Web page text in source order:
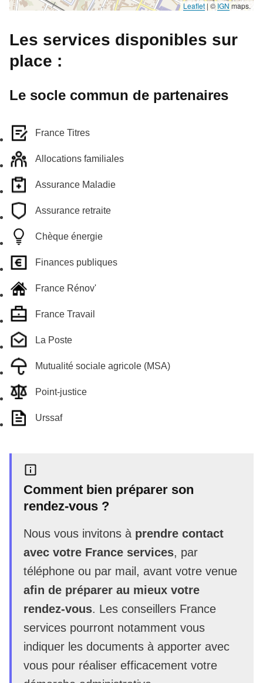
Leaflet | © IGN maps.
Les services disponibles sur
place :
Le socle commun de partenaires
France Titres
Allocations familiales
Assurance Maladie
Assurance retraite
Chèque énergie
Finances publiques
France Rénov'
France Travail
La Poste
Mutualité sociale agricole (MSA)
Point-justice
Urssaf
Comment bien préparer son
rendez-vous ?
Nous vous invitons à prendre contact
avec votre France services, par
téléphone ou par mail, avant votre venue
afin de préparer au mieux votre
rendez-vous. Les conseillers France
services pourront notamment vous
indiquer les documents à apporter avec
vous pour réaliser efficacement votre